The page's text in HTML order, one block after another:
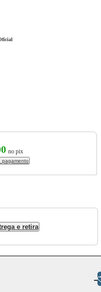
no pix
pagamento
e retira